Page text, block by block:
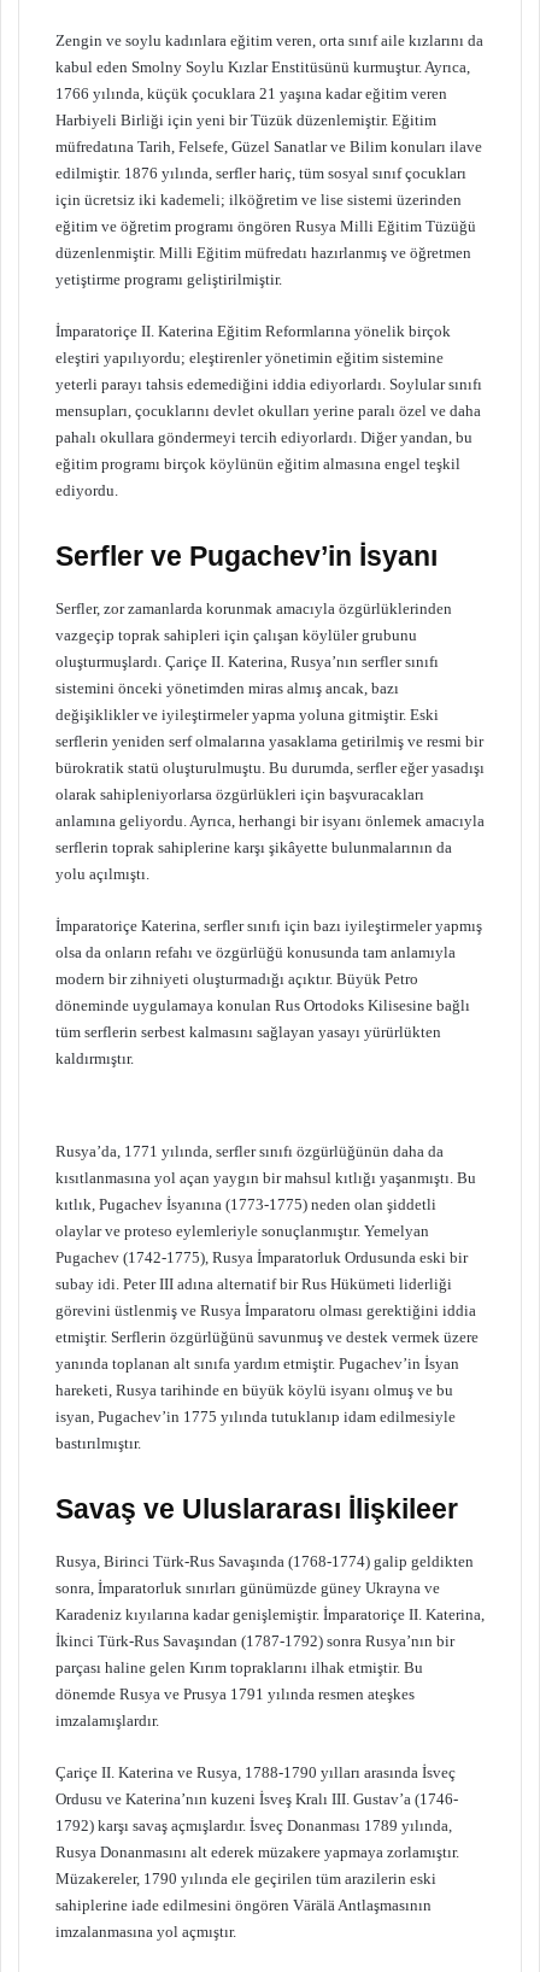
Zengin ve soylu kadınlara eğitim veren, orta sınıf aile kızlarını da
kabul eden Smolny Soylu Kızlar Enstitüsünü kurmuştur. Ayrıca,
1766 yılında, küçük çocuklara 21 yaşına kadar eğitim veren
Harbiyeli Birliği için yeni bir Tüzük düzenlemiştir. Eğitim
müfredatına Tarih, Felsefe, Güzel Sanatlar ve Bilim konuları ilave
edilmiştir. 1876 yılında, serfler hariç, tüm sosyal sınıf çocukları
için ücretsiz iki kademeli; ilköğretim ve lise sistemi üzerinden
eğitim ve öğretim programı öngören Rusya Milli Eğitim Tüzüğü
düzenlenmiştir. Milli Eğitim müfredatı hazırlanmış ve öğretmen
yetiştirme programı geliştirilmiştir.
İmparatoriçe II. Katerina Eğitim Reformlarına yönelik birçok
eleştiri yapılıyordu; eleştirenler yönetimin eğitim sistemine
yeterli parayı tahsis edemediğini iddia ediyorlardı. Soylular sınıfı
mensupları, çocuklarını devlet okulları yerine paralı özel ve daha
pahalı okullara göndermeyi tercih ediyorlardı. Diğer yandan, bu
eğitim programı birçok köylünün eğitim almasına engel teşkil
ediyordu.
Serfler ve Pugachev’in İsyanı
Serfler, zor zamanlarda korunmak amacıyla özgürlüklerinden
vazgeçip toprak sahipleri için çalışan köylüler grubunu
oluşturmuşlardı. Çariçe II. Katerina, Rusya’nın serfler sınıfı
sistemini önceki yönetimden miras almış ancak, bazı
değişiklikler ve iyileştirmeler yapma yoluna gitmiştir. Eski
serflerin yeniden serf olmalarına yasaklama getirilmiş ve resmi bir
bürokratik statü oluşturulmuştu. Bu durumda, serfler eğer yasadışı
olarak sahipleniyorlarsa özgürlükleri için başvuracakları
anlamına geliyordu. Ayrıca, herhangi bir isyanı önlemek amacıyla
serflerin toprak sahiplerine karşı şikâyette bulunmalarının da
yolu açılmıştı.
İmparatoriçe Katerina, serfler sınıfı için bazı iyileştirmeler yapmış
olsa da onların refahı ve özgürlüğü konusunda tam anlamıyla
modern bir zihniyeti oluşturmadığı açıktır. Büyük Petro
döneminde uygulamaya konulan Rus Ortodoks Kilisesine bağlı
tüm serflerin serbest kalmasını sağlayan yasayı yürürlükten
kaldırmıştır.
Rusya’da, 1771 yılında, serfler sınıfı özgürlüğünün daha da
kısıtlanmasına yol açan yaygın bir mahsul kıtlığı yaşanmıştı. Bu
kıtlık, Pugachev İsyanına (1773-1775) neden olan şiddetli
olaylar ve proteso eylemleriyle sonuçlanmıştır. Yemelyan
Pugachev (1742-1775), Rusya İmparatorluk Ordusunda eski bir
subay idi. Peter III adına alternatif bir Rus Hükümeti liderliği
görevini üstlenmiş ve Rusya İmparatoru olması gerektiğini iddia
etmiştir. Serflerin özgürlüğünü savunmuş ve destek vermek üzere
yanında toplanan alt sınıfa yardım etmiştir. Pugachev’in İsyan
hareketi, Rusya tarihinde en büyük köylü isyanı olmuş ve bu
isyan, Pugachev’in 1775 yılında tutuklanıp idam edilmesiyle
bastırılmıştır.
Savaş ve Uluslararası İlişkileer
Rusya, Birinci Türk-Rus Savaşında (1768-1774) galip geldikten
sonra, İmparatorluk sınırları günümüzde güney Ukrayna ve
Karadeniz kıyılarına kadar genişlemiştir. İmparatoriçe II. Katerina,
İkinci Türk-Rus Savaşından (1787-1792) sonra Rusya’nın bir
parçası haline gelen Kırım topraklarını ilhak etmiştir. Bu
dönemde Rusya ve Prusya 1791 yılında resmen ateşkes
imzalamışlardır.
Çariçe II. Katerina ve Rusya, 1788-1790 yılları arasında İsveç
Ordusu ve Katerina’nın kuzeni İsveş Kralı III. Gustav’a (1746-
1792) karşı savaş açmışlardır. İsveç Donanması 1789 yılında,
Rusya Donanmasını alt ederek müzakere yapmaya zorlamıştır.
Müzakereler, 1790 yılında ele geçirilen tüm arazilerin eski
sahiplerine iade edilmesini öngören Värälä Antlaşmasının
imzalanmasına yol açmıştır.